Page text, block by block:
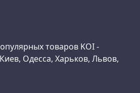
товаров KOI -
Одесса, Харьков, Львов,